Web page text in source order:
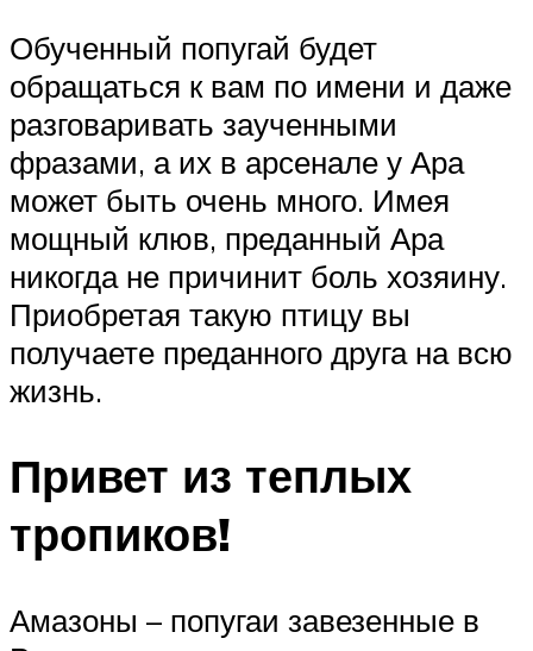
Обученный попугай будет
обращаться к вам по имени и даже
разговаривать заученными
фразами, а их в арсенале у Ара
может быть очень много. Имея
мощный клюв, преданный Ара
никогда не причинит боль хозяину.
Приобретая такую птицу вы
получаете преданного друга на всю
жизнь.
Привет из теплых
тропиков!
Амазоны – попугаи завезенные в